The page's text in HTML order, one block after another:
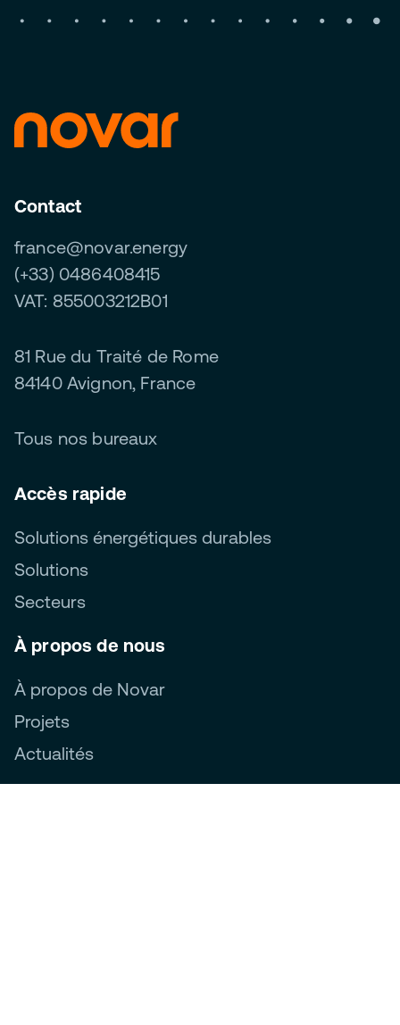
Contact
france@novar.energy
(+33) 0486408415
VAT: 855003212B01
81 Rue du Traité de Rome
84140 Avignon, France
Tous nos bureaux
Accès rapide
Solutions énergétiques durables
Solutions
Secteurs
À propos de nous
À propos de Novar
Projets
Actualités